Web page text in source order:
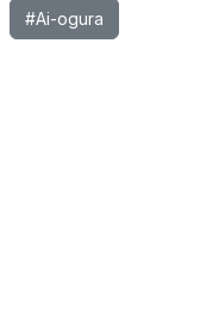
#Ai-ogura